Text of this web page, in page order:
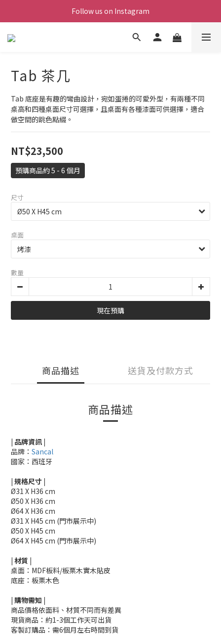
Follow us on Instagram
Tab 茶几
Tab 底座是有趣的彎曲設計，宛如蛋捲的可愛外型，有兩種不同
桌高和四種桌面尺寸可選擇，且桌面有各種漆面可供選擇，適合
做空間的跳色點綴。
NT$23,500
預購商品約 5 - 6 個月
尺寸
桌面
數量
現在預購
商品描述 送貨及付款方式
商品描述
| 品牌資訊 |
品牌： Sancal
國家：西班牙
| 規格尺寸 |
Ø31 X H36 cm
Ø50 X H36 cm
Ø64 X H36 cm
Ø31 X H45 cm (門市展示中)
Ø50 X H45 cm
Ø64 X H45 cm (門市展示中)
| 材質 |
桌面： MDF板料/板栗木實木貼皮
底座 ：板栗木色
| 購物需知 |
商品價格依面料、材質不同而有差異
現貨商品：約1-3個工作天可出貨
客製訂購品：需6個月左右時間到貨